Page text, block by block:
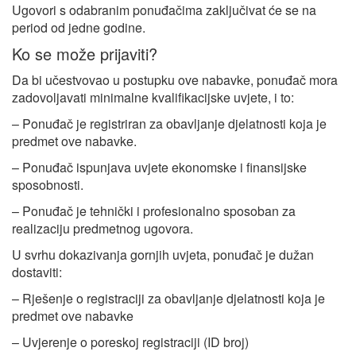
Ugovori s odabranim ponuđačima zaključivat će se na
period od jedne godine.
Ko se može prijaviti?
Da bi učestvovao u postupku ove nabavke, ponuđač mora
zadovoljavati minimalne kvalifikacijske uvjete, i to:
– Ponuđač je registriran za obavljanje djelatnosti koja je
predmet ove nabavke.
– Ponuđač ispunjava uvjete ekonomske i finansijske
sposobnosti.
– Ponuđač je tehnički i profesionalno sposoban za
realizaciju predmetnog ugovora.
U svrhu dokazivanja gornjih uvjeta, ponuđač je dužan
dostaviti:
– Rješenje o registraciji za obavljanje djelatnosti koja je
predmet ove nabavke
– Uvjerenje o poreskoj registraciji (ID broj)